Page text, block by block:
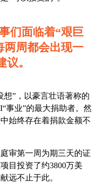
们面临着“艰巨
两周都会出现一
议。
想”，以豪言壮语著称的
事业”的最大捐助者。然
始终存在着捐款金额不
审第一周为期三天的证
目投资了约3800万美
远不止于此。